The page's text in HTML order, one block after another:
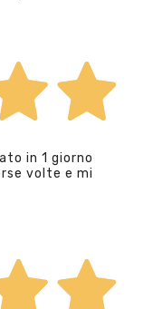
in 1 giorno
volte e mi